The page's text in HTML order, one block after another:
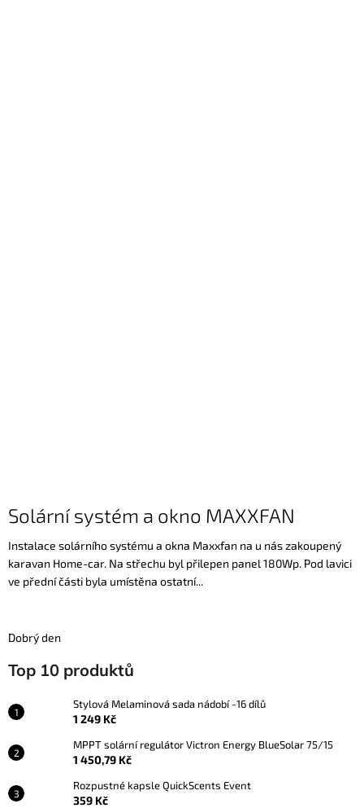
Solární systém a okno MAXXFAN
Instalace solárního systému a okna Maxxfan na u nás zakoupený
karavan Home-car. Na střechu byl přilepen panel 180Wp. Pod lavici
ve přední části byla umístěna ostatní...
Dobrý den
Top 10 produktů
Stylová Melaminová sada nádobí -16 dílů
1 249 Kč
MPPT solární regulátor Victron Energy BlueSolar 75/15
1 450,79 Kč
Rozpustné kapsle QuickScents Event
359 Kč